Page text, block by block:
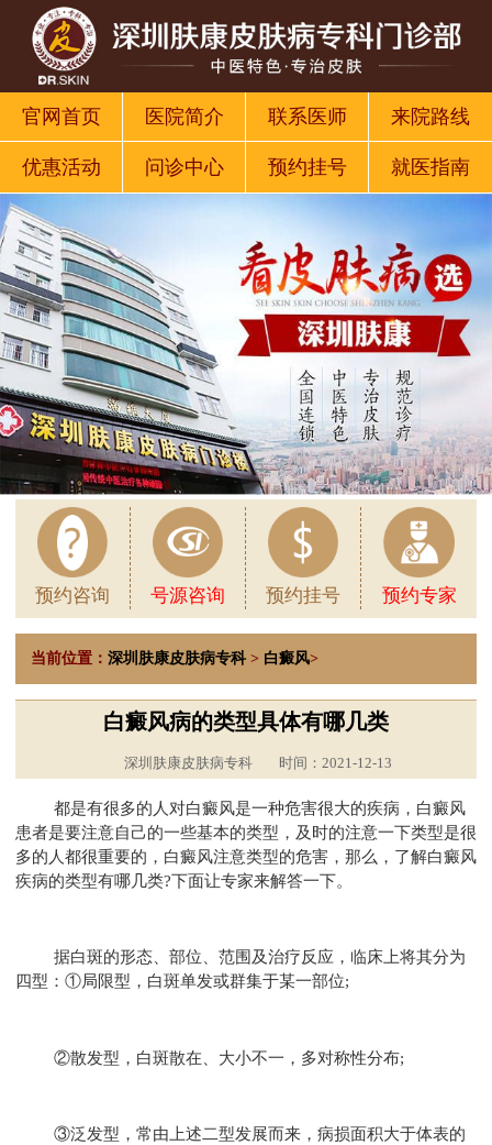
官网首页 医院简介 联系医师 来院路线
优惠活动 问诊中心 预约挂号 就医指南
预约咨询 号源咨询 预约挂号 预约专家
当前位置： 深圳肤康皮肤病专科 > 白癜风>
白癜风病的类型具体有哪几类
深圳肤康皮肤病专科 时间：2021-12-13
都是有很多的人对白癜风是一种危害很大的疾病，白癜风
患者是要注意自己的一些基本的类型，及时的注意一下类型是很
多的人都很重要的，白癜风注意类型的危害，那么，了解白癜风
疾病的类型有哪几类?下面让专家来解答一下。
据白斑的形态、部位、范围及治疗反应，临床上将其分为
四型：①局限型，白斑单发或群集于某一部位;
②散发型，白斑散在、大小不一，多对称性分布;
③泛发型，常由上述二型发展而来，病损面积大于体表的